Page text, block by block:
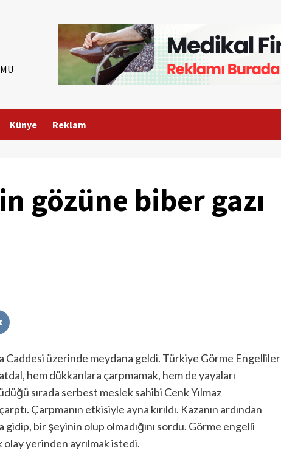
Künye Reklam
gözüne biber gazı
Caddesi üzerinde meydana geldi. Türkiye Görme Engelliler
hem dükkanlara çarpmamak, hem de yayaları
sırada serbest meslek sahibi Cenk Yılmaz
Çarpmanın etkisiyle ayna kırıldı. Kazanın ardından
gidip, bir şeyinin olup olmadığını sordu. Görme engelli
yerinden ayrılmak istedi.